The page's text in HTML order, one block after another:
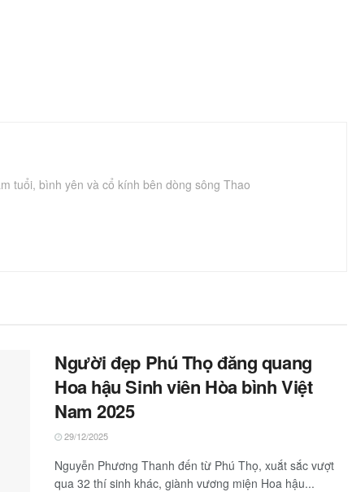
tuổi, bình yên và cổ kính bên dòng sông Thao
Người đẹp Phú Thọ đăng quang
Hoa hậu Sinh viên Hòa bình Việt
Nam 2025
29/12/2025
Nguyễn Phương Thanh đến từ Phú Thọ, xuắt sắc vượt
qua 32 thí sinh khác, giành vương miện Hoa hậu...